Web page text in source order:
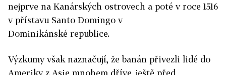
nejprve na Kanárských ostrovech a poté v roce 1516
v přístavu Santo Domingo v
Dominikánské republice.
Výzkumy však naznačují, že banán přivezli lidé do
Ameriky z Asie mnohem dříve, ještě před